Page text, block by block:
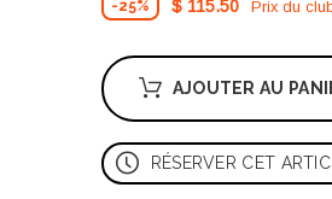
-25% $ 115.50 Prix ​​du
AJOUTER AU
RÉSERVER CET